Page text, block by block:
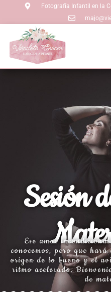
Fotografía Infantil en la
Sesión
Ese amor
conocemos, pero que
origen de lo bueno y el
ritmo acelerado.
de